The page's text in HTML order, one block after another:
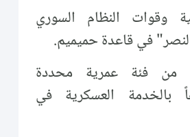
وقوات النظام السوري
في قاعدة حميميم.
فئة عمرية محددة
بالخدمة العسكرية في